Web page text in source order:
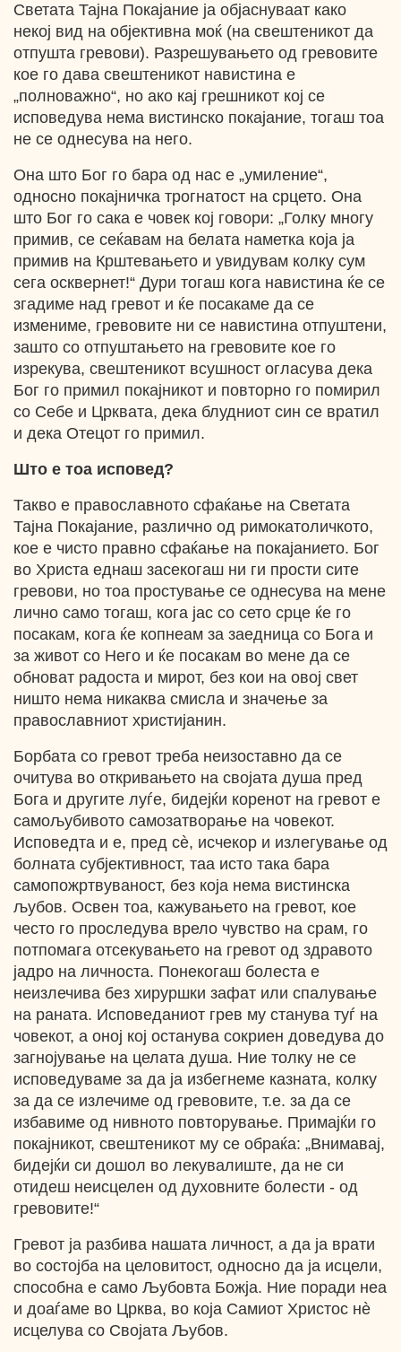
Светата Тајна Покајание ја објаснуваат како
некој вид на објективна моќ (на свештеникот да
отпушта гревови). Разрешувањето од гревовите
кое го дава свештеникот навистина е
„полноважно“, но ако кај грешникот кој се
исповедува нема вистинско покајание, тогаш тоа
не се однесува на него.
Она што Бог го бара од нас е „умиление“,
односно покајничка трогнатост на срцето. Она
што Бог го сака е човек кој говори: „Голку многу
примив, се сеќавам на белата наметка која ја
примив на Крштевањето и увидувам колку сум
сега осквернет!“ Дури тогаш кога навистина ќе се
згадиме над гревот и ќе посакаме да се
измениме, гревовите ни се навистина отпуштени,
зашто со отпуштањето на гревовите кое го
изрекува, свештеникот всушност огласува дека
Бог го примил покајникот и повторно го помирил
со Себе и Црквата, дека блудниот син се вратил
и дека Отецот го примил.
Што е тоа исповед?
Такво е православното сфаќање на Светата
Тајна Покајание, различно од римокатоличкото,
кое е чисто правно сфаќање на покајанието. Бог
во Христа еднаш засекогаш ни ги прости сите
гревови, но тоа простување се однесува на мене
лично само тогаш, кога јас со сето срце ќе го
посакам, кога ќе копнеам за заедница со Бога и
за живот со Него и ќе посакам во мене да се
обноват радоста и мирот, без кои на овој свет
ништо нема никаква смисла и значење за
православниот христијанин.
Борбата со гревот треба неизоставно да се
очитува во откривањето на својата душа пред
Бога и другите луѓе, бидејќи коренот на гревот е
самољубивото самозатворање на човекот.
Исповедта и е, пред сè, исчекор и излегување од
болната субјективност, таа исто така бара
самопожртвуваност, без која нема вистинска
љубов. Освен тоа, кажувањето на гревот, кое
често го проследува врело чувство на срам, го
потпомага отсекувањето на гревот од здравото
јадро на личноста. Понекогаш болеста е
неизлечива без хируршки зафат или спалување
на раната. Исповеданиот грев му станува туѓ на
човекот, а оној кој останува сокриен доведува до
загнојување на целата душа. Ние толку не се
исповедуваме за да ја избегнеме казната, колку
за да се излечиме од гревовите, т.е. за да се
избавиме од нивното повторување. Примајќи го
покајникот, свештеникот му се обраќа: „Внимавај,
бидејќи си дошол во лекувалиште, да не си
отидеш неисцелен од духовните болести - од
гревовите!“
Гревот ја разбива нашата личност, а да ја врати
во состојба на целовитост, односно да ја исцели,
способна е само Љубовта Божја. Ние поради неа
и доаѓаме во Црква, во која Самиот Христос нè
исцелува со Својата Љубов.